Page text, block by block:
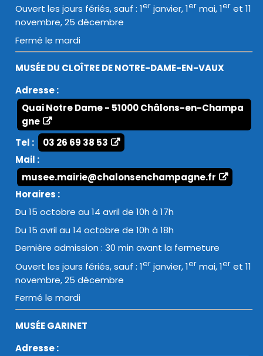
Ouvert les jours fériés, sauf : 1er janvier, 1er mai, 1er et 11
novembre, 25 décembre
Fermé le mardi
MUSÉE DU CLOÎTRE DE NOTRE-DAME-EN-VAUX
Adresse :
Quai Notre Dame - 51000 Châlons-en-Champa
gne
Tel :
03 26 69 38 53
Mail :
musee.mairie@chalonsenchampagne.fr
Horaires :
Du 15 octobre au 14 avril de 10h à 17h
Du 15 avril au 14 octobre de 10h à 18h
Dernière admission : 30 min avant la fermeture
Ouvert les jours fériés, sauf : 1er janvier, 1er mai, 1er et 11
novembre, 25 décembre
Fermé le mardi
MUSÉE GARINET
Adresse :